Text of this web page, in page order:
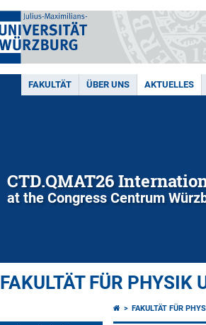
FAKULTÄT ÜBER UNS AKTUELLES
CTD.QMAT26
at the Congress Centrum
FAKULTÄT FÜR PHYSIK
FAKULTÄT FÜR